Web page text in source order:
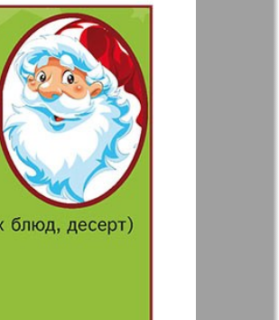
Domaschnij
Restaurant
Woman`s life
Nachrichten BW